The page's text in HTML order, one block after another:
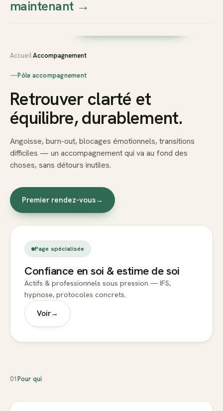
Thierry
Prendre rendez-vous dès
maintenant→
AccueilAccompagnement
—Pôle accompagnement
Retrouver clarté et
équilibre, durablement.
Angoisse, burn-out, blocages émotionnels, transitions
difficiles — un accompagnement qui va au fond des
choses, sans détours inutiles.
Premier rendez-vous→
Page spécialisée
Confiance en soi & estime de soi
Actifs & professionnels sous pression — IFS,
hypnose, protocoles concrets.
Voir→
01Pour qui